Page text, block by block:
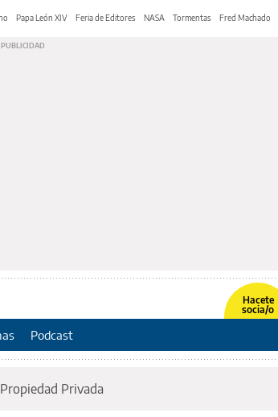
Papa León XIV Feria de Editores NASA Tormentas Fred Machado
Hacete
socia/o
Podcast
Privada